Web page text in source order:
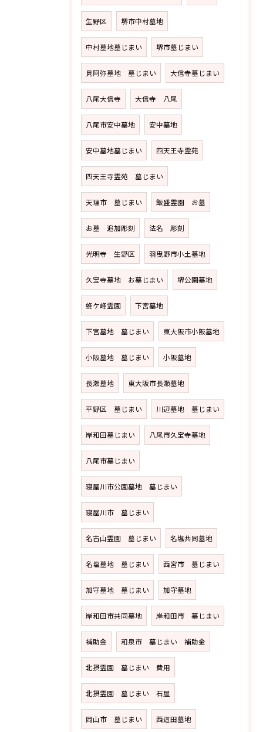
生野区 堺市中村墓地
中村墓地墓じまい 堺市墓じまい
見阿弥墓地 墓じまい 大信寺墓じまい
八尾大信寺 大信寺 八尾
八尾市安中墓地 安中墓地
安中墓地墓じまい 四天王寺霊苑
四天王寺霊苑 墓じまい
天理市 墓じまい 飯盛霊園 お墓
お墓 追加彫刻 法名 彫刻
光明寺 生野区 羽曳野市小土墓地
久宝寺墓地 お墓じまい 堺公園墓地
蜂ケ峰霊園 下宮墓地
下宮墓地 墓じまい 東大阪市小阪墓地
小阪墓地 墓じまい 小阪墓地
長瀬墓地 東大阪市長瀬墓地
平野区 墓じまい 川辺墓地 墓じまい
岸和田墓じまい 八尾市久宝寺墓地
八尾市墓じまい
寝屋川市公園墓地 墓じまい
寝屋川市 墓じまい
名古山霊園 墓じまい 名塩共同墓地
名塩墓地 墓じまい 西宮市 墓じまい
加守墓地 墓じまい 加守墓地
岸和田市共同墓地 岸和田市 墓じまい
補助金 和泉市 墓じまい 補助金
北摂霊園 墓じまい 費用
北摂霊園 墓じまい 石屋
岡山市 墓じまい 西這田墓地